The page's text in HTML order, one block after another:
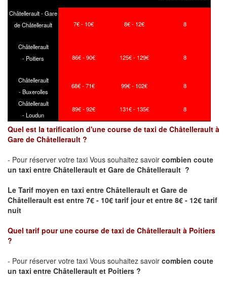
Châtellerault - Gare
de Châtellerault
7€ - 10€ 8€ - 12€ 8
Châtellerault
- Poitiers
86€ - 90€ 125€ - 129€ 8
Châtellerault
- Buxerolles
68€ - 71€ 99€ - 102€ 8
Châtellerault
- Loudun
89€ - 92€ 131€ - 135€ 8
Quel est la tarification d'une course de taxi de Châtellerault à
Gare de Châtellerault ?
- Pour réserver votre taxi Vous souhaitez savoir combien coute
un taxi entre Châtellerault et Gare de Châtellerault ?
Le Tarif moyen en taxi entre Châtellerault et Gare de
Châtellerault est entre 7€ - 10€ tarif jour et entre 8€ - 12€ tarif
nuit
Quel tarif pour une course de taxi de Châtellerault à Poitiers
?
- Pour réserver votre taxi Vous souhaitez savoir combien coute
un taxi entre Châtellerault et Poitiers ?